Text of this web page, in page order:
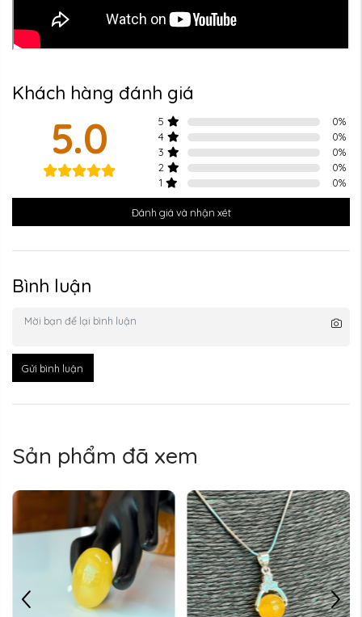
Khách hàng đánh giá
5.0 5 0%
4
0%
3
0%
2
0%
1
0%
Đánh giá và nhận xét
Bình luận
Gửi bình luận
Sản phẩm đã xem